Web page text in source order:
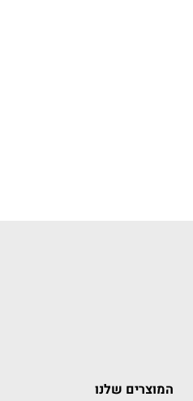
המוצרים שלנו